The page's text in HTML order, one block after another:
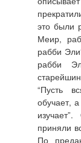
это были
Меир,
рабби
рабби
“Пусть
обучает,
приняли
По